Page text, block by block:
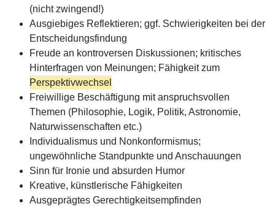
(nicht zwingend!)
Ausgiebiges Reflektieren; ggf. Schwierigkeiten bei der
Entscheidungsfindung
Freude an kontroversen Diskussionen; kritisches
Hinterfragen von Meinungen; Fähigkeit zum
Perspektivwechsel
Freiwillige Beschäftigung mit anspruchsvollen
Themen (Philosophie, Logik, Politik, Astronomie,
Naturwissenschaften etc.)
Individualismus und Nonkonformismus;
ungewöhnliche Standpunkte und Anschauungen
Sinn für Ironie und absurden Humor
Kreative, künstlerische Fähigkeiten
Ausgeprägtes Gerechtigkeitsempfinden